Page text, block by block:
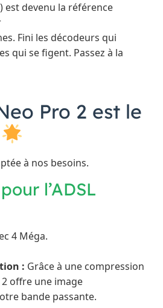
est devenu la référence
Fini les décodeurs qui
qui se figent. Passez à la
Pro 2 est le
à nos besoins.
l’ADSL
4 Méga.
: Grâce à une compression
offre une image
bande passante.